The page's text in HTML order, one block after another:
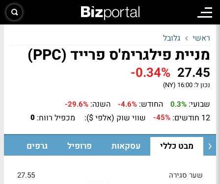
ראשי גלובל
מניית פילגרימ'ס פרייד (PPC)
27.45
-0.34%
נכון ל: 16:00 (NY)
שבועי: 0.3% החודש: -4.6% השנה: -29.6%
12 חודשים: -45% שווי שוק (אלפי $): מכפיל רווח: 0
מבט כללי עסקאות פרופיל גרפים
שער סגירה
27.55